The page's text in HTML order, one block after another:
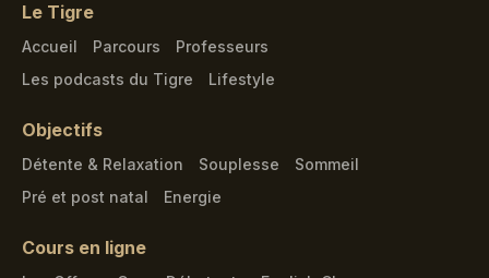
Le Tigre
Accueil Parcours
Professeurs
Les podcasts du Tigre
Lifestyle
Objectifs
Détente & Relaxation Souplesse
Sommeil
Pré et post natal
Energie
Cours en ligne